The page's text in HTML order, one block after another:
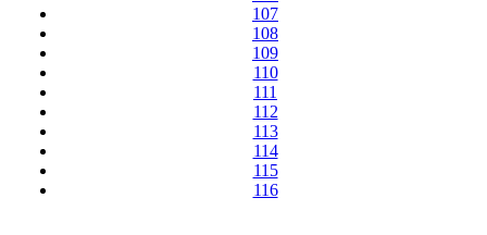
107
108
109
110
111
112
113
114
115
116